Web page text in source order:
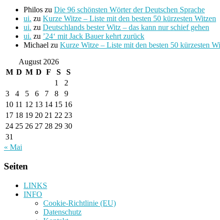
Philos zu Die 96 schönsten Wörter der Deutschen Sprache
ui. zu Kurze Witze – Liste mit den besten 50 kürzesten Witzen
ui. zu Deutschlands bester Witz – das kann nur schief gehen
ui. zu ’24‘ mit Jack Bauer kehrt zurück
Michael zu Kurze Witze – Liste mit den besten 50 kürzesten
August 2026
M D M D F S
S
1
2
3
4 5 6 7 8
9
10 11 12 13 14 15 16
17 18 19 20 21 22 23
24 25 26 27 28 29 30
31
« Mai
Seiten
LINKS
INFO
Cookie-Richtlinie (EU)
Datenschutz